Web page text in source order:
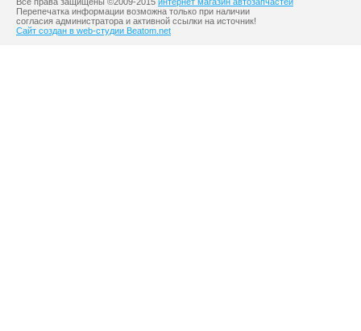
Перепечатка информации возможна только при наличии
согласия администратора и активной ссылки на источник!
Сайт создан в web-студии Beatom.net